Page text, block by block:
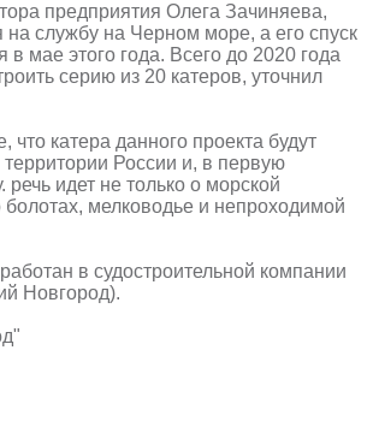
предприятия Олега Зачиняева,
на службу на Черном море, а его спуск
в мае этого года. Всего до 2020 года
серию из 20 катеров, уточнил
что катера данного проекта будут
территории России и, в первую
идет не только о морской
болотах, мелководье и непроходимой
в судостроительной компании
Новгород).